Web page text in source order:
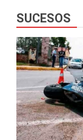
SUCESOS